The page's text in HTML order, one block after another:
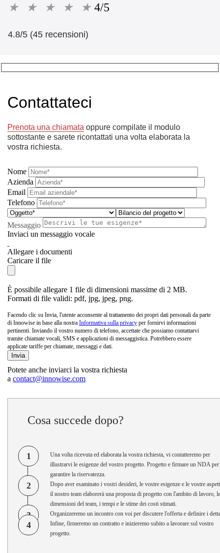
★ ★ ★ ★ ★ 4/5
4.8/5 (45 recensioni)
Contattateci
Prenota una chiamata oppure compilate il modulo
sottostante e sarete ricontattati una volta elaborata la
vostra richiesta.
Nome
Azienda
Email
Telefono
Messaggio
Inviaci un messaggio vocale
Allegare i documenti
Caricare il file
È possibile allegare 1 file di dimensioni massime di 2 MB.
Formati di file validi: pdf, jpg, jpeg, png.
Facendo clic su Invia, l'utente acconsente al trattamento dei propri dati personali da parte
di Innowise in base alla nostra Informativa sulla privacy per fornirvi informazioni
pertinenti. Inviando il vostro numero di telefono, accettate che possiamo contattarvi
tramite chiamate vocali, SMS e applicazioni di messaggistica. Potrebbero essere
applicate tariffe per chiamate, messaggi e dati.
Potete anche inviarci la vostra richiesta
a contact@innowise.com
Cosa succede dopo?
1
Una volta ricevuta ed elaborata la vostra richiesta, vi contatteremo per
illustrarvi le esigenze del vostro progetto. Progetto e firmare un NDA per
garantire la riservatezza.
2
Dopo aver esaminato i vostri desideri, le vostre esigenze e le vostre
il nostro team elaborerà una proposta di progetto con l'ambito di lavoro, le
dimensioni del team, i tempi e le stime dei costi stimati.
3 Organizzeremo un incontro con voi per discutere l'offerta e definire i
4
Infine, firmeremo un contratto e inizieremo subito a lavorare sul vostro
progetto.